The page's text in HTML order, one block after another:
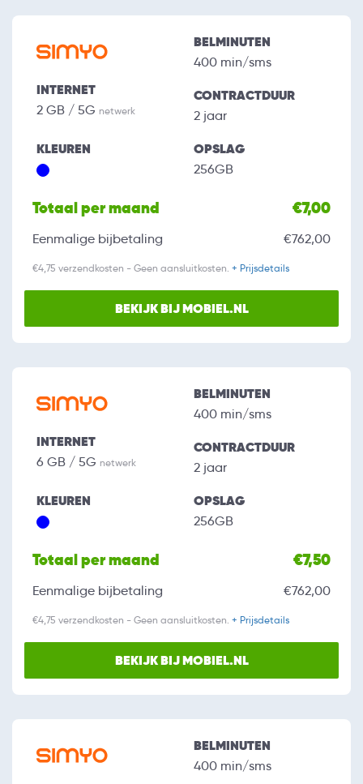
INTERNET
2 GB / 5G netwerk
BELMINUTEN
400 min/sms
CONTRACTDUUR
2 jaar
KLEUREN OPSLAG
256GB
Totaal per maand €7,00
Eenmalige bijbetaling €762,00
€4,75 verzendkosten - Geen aansluitkosten. + Prijsdetails
BEKIJK BIJ MOBIEL.NL
INTERNET
6 GB / 5G netwerk
BELMINUTEN
400 min/sms
CONTRACTDUUR
2 jaar
KLEUREN OPSLAG
256GB
Totaal per maand €7,50
Eenmalige bijbetaling €762,00
€4,75 verzendkosten - Geen aansluitkosten. + Prijsdetails
BEKIJK BIJ MOBIEL.NL
BELMINUTEN
400 min/sms